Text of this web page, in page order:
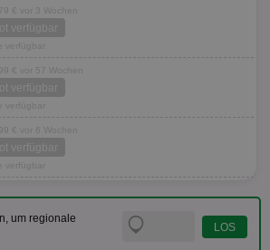
€ vor 3 Wochen
verfügbar
verfügbar
€ vor 57 Wochen
verfügbar
verfügbar
€ vor 6 Wochen
verfügbar
verfügbar
um regionale